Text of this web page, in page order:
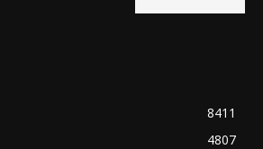
8411
4807